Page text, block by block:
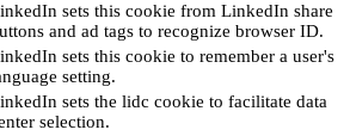
sets this cookie from LinkedIn share
and ad tags to recognize browser ID.
sets this cookie to remember a user's
setting.
sets the lidc cookie to facilitate data
selection.